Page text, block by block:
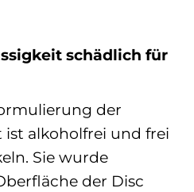
schädlich für
der
ist alkoholfrei und frei
Sie wurde
der Disc